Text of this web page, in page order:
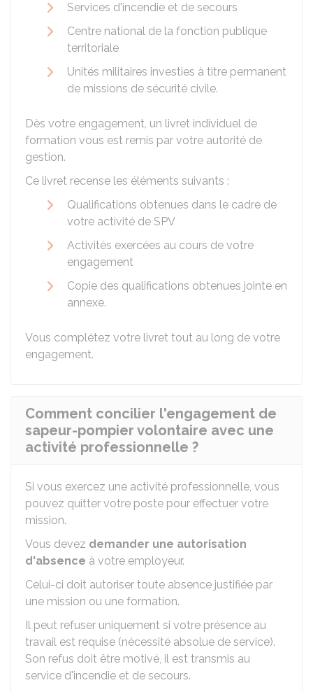
Services d'incendie et de secours
Centre national de la fonction publique
territoriale
Unités militaires investies à titre permanent
de missions de sécurité civile.
Dès votre engagement, un livret individuel de
formation vous est remis par votre autorité de
gestion.
Ce livret recense les éléments suivants :
Qualifications obtenues dans le cadre de
votre activité de SPV
Activités exercées au cours de votre
engagement
Copie des qualifications obtenues jointe en
annexe.
Vous complétez votre livret tout au long de votre
engagement.
Comment concilier l'engagement de
sapeur-pompier volontaire avec une
activité professionnelle ?
Si vous exercez une activité professionnelle, vous
pouvez quitter votre poste pour effectuer votre
mission.
Vous devez demander une autorisation
d'absence à votre employeur.
Celui-ci doit autoriser toute absence justifiée par
une mission ou une formation.
Il peut refuser uniquement si votre présence au
travail est requise (nécessité absolue de service).
Son refus doit être motivé, il est transmis au
service d'incendie et de secours.